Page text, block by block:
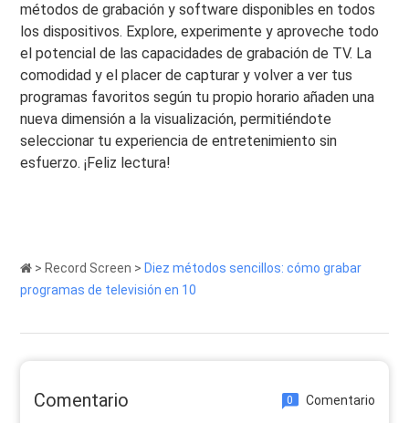
métodos de grabación y software disponibles en todos
los dispositivos. Explore, experimente y aproveche todo
el potencial de las capacidades de grabación de TV. La
comodidad y el placer de capturar y volver a ver tus
programas favoritos según tu propio horario añaden una
nueva dimensión a la visualización, permitiéndote
seleccionar tu experiencia de entretenimiento sin
esfuerzo. ¡Feliz lectura!
> Record Screen > Diez métodos sencillos: cómo grabar
programas de televisión en 10
Comentario 0 Comentario